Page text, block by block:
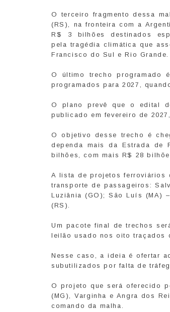
O terceiro fragmento dessa
(RS), na fronteira com a
R$ 3 bilhões destinados
pela tragédia climática que
Francisco do Sul e Rio Grande.
O último trecho programado
programados para 2027,
O plano prevê que o edital
publicado em fevereiro de
O objetivo desse trecho é
dependa mais da Estrada de
bilhões, com mais R$ 28
A lista de projetos ferroviários
transporte de passageiros:
Luziânia (GO); São Luís (MA)
(RS).
Um pacote final de trechos
leilão usado nos oito traçados
Nesse caso, a ideia é ofertar
subutilizados por falta de
O projeto que será oferecido
(MG), Varginha e Angra dos
comando da malha.